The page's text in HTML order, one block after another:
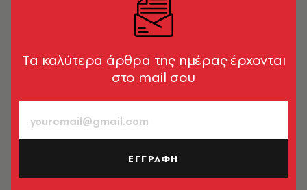
ΑΝΑΖΗΤΗΣΗ ΒΙΒΛΙΟΥ
Εμφάνιση φίλτρων
Tα καλύτερα άρθρα της ημέρας έρχονται
στο mail σου
ΕΓΓΡΑΦΗ